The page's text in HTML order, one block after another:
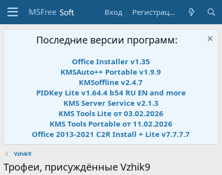
Вход Регистрация
Последние версии программ:
Office Installer v1.35
KMSAuto++ Portable v1.9.9
KMSoffline v2.4.7
PIDKey Lite v1.64.4 b54 RU EN and more
KMS Server Service v2.1.3
KMS Tools Lite от 03.02.2026
KMS Tools Portable от 11.02.2026
Office 2013-2021 C2R Install + Lite v7.7.7.7
Vzhik9
Трофеи, присуждённые Vzhik9